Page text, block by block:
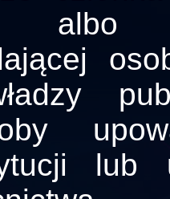
albo
lub